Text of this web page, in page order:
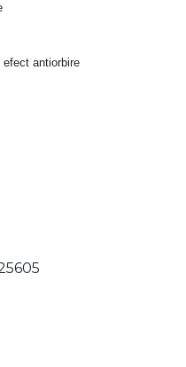
antiorbire